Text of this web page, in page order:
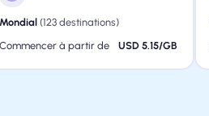
Mondial(123 destinations)
Commencer à partir de
USD 5.15/GB